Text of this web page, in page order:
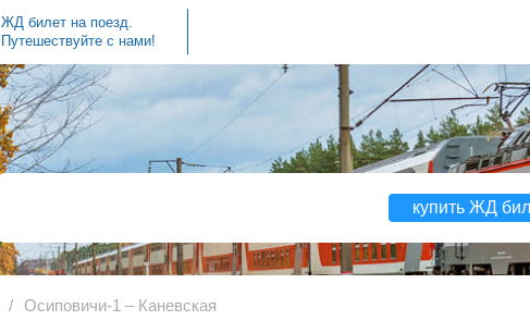
ЖД билет на поезд.
Путешествуйте с нами!
купить ЖД
Осиповичи-1 – Каневская